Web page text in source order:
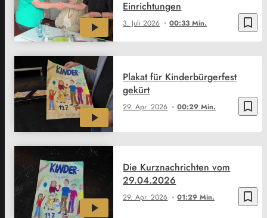
bookmark_border
3. Juli 2026 00:33 Min.
Einrichtungen
bookmark_border
29. Apr. 2026 00:29 Min.
Plakat für Kinderbürgerfest
gekürt
bookmark_border
29. Apr. 2026 01:29 Min.
Die Kurznachrichten vom
29.04.2026